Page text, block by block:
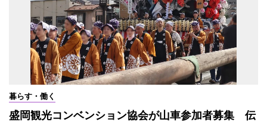
暮らす・働く
盛岡観光コンベンション協会が山車参加者募集 伝